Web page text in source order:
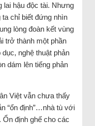
hậu độc tài. Nhưng
chỉ biết đứng nhìn
lòng đoàn kết vùng
trở thành một phần
nghệ thuật phản
dám lên tiếng phản
Việt vẫn chưa thấy
“ổn định”…nhà tù với
định ghế cho các